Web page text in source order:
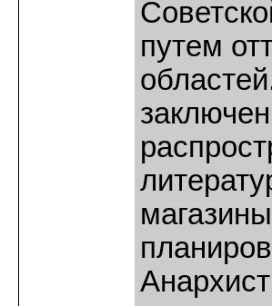
путем